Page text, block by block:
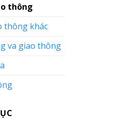
thông
thông khác
va giao thông